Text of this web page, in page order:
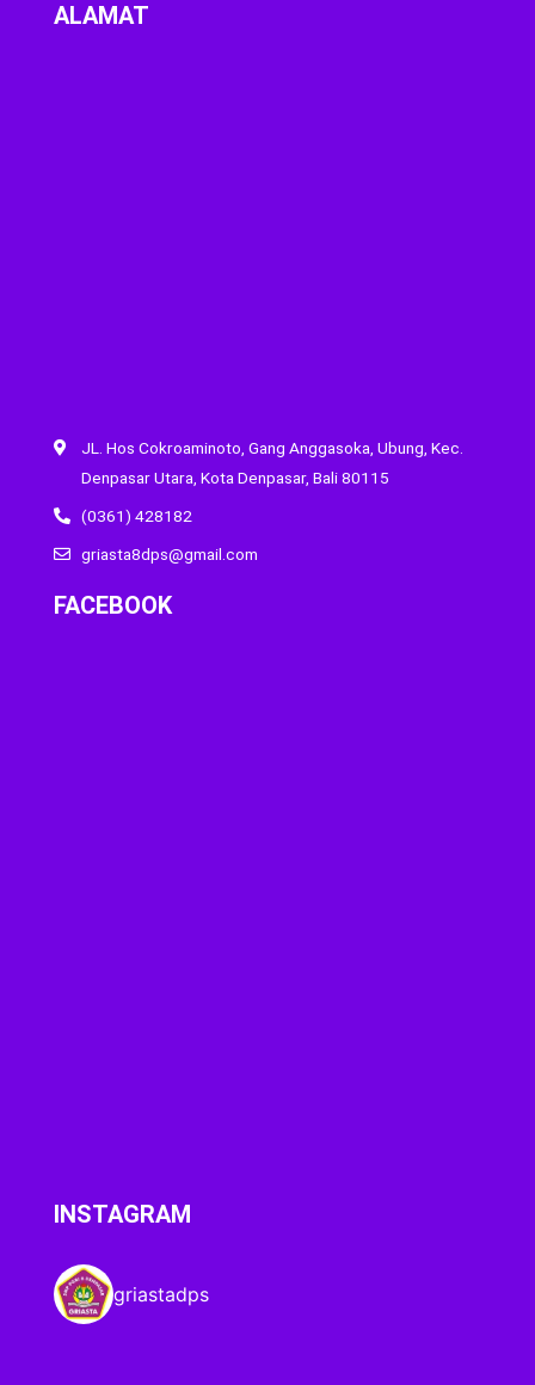
ALAMAT
JL. Hos Cokroaminoto, Gang Anggasoka, Ubung, Kec.
Denpasar Utara, Kota Denpasar, Bali 80115
(0361) 428182
griasta8dps@gmail.com
FACEBOOK
INSTAGRAM
griastadps